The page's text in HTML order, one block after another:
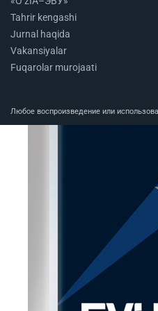
Tahrir kengashi
Jurnal haqida
Vakansiyalar
Fuqarolar murojaati
Любое воспроизведение или